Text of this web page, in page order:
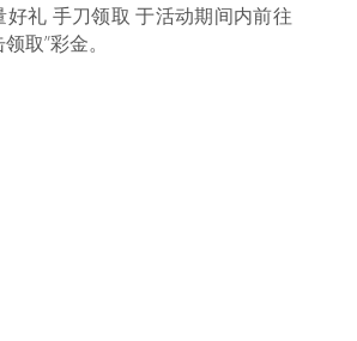
好礼 手刀领取 于活动期间内前往
取”彩金。